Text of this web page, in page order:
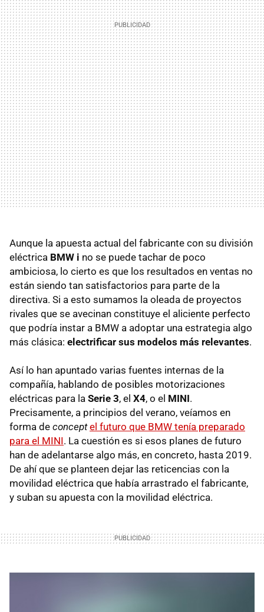
Aunque la apuesta actual del fabricante con su división
eléctrica BMW i no se puede tachar de poco
ambiciosa, lo cierto es que los resultados en ventas no
están siendo tan satisfactorios para parte de la
directiva. Si a esto sumamos la oleada de proyectos
rivales que se avecinan constituye el aliciente perfecto
que podría instar a BMW a adoptar una estrategia algo
más clásica: electrificar sus modelos más relevantes.
Así lo han apuntado varias fuentes internas de la
compañía, hablando de posibles motorizaciones
eléctricas para la Serie 3, el X4, o el MINI.
Precisamente, a principios del verano, veíamos en
forma de concept el futuro que BMW tenía preparado
para el MINI. La cuestión es si esos planes de futuro
han de adelantarse algo más, en concreto, hasta 2019.
De ahí que se planteen dejar las reticencias con la
movilidad eléctrica que había arrastrado el fabricante,
y suban su apuesta con la movilidad eléctrica.